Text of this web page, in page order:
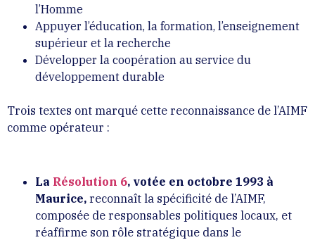
l’Homme
Appuyer l’éducation, la formation, l’enseignement
supérieur et la recherche
Développer la coopération au service du
développement durable
Trois textes ont marqué cette reconnaissance de l’AIMF
comme opérateur :
La Résolution 6, votée en octobre 1993 à
Maurice, reconnaît la spécificité de l’AIMF,
composée de responsables politiques locaux, et
réaffirme son rôle stratégique dans le